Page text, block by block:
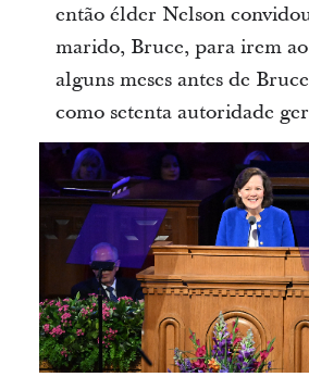
então élder Nelson
marido, Bruce, para irem
alguns meses antes de
como setenta autoridade